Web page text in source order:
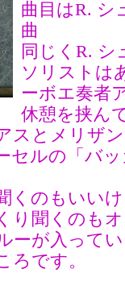
曲目はR. シ
曲
同じくR. シ
ソリストは
ーボエ奏者
休憩を挟ん
スとメリザ
セルの「バ
くのもいい
り聞くのも
ーが入って
ろです。